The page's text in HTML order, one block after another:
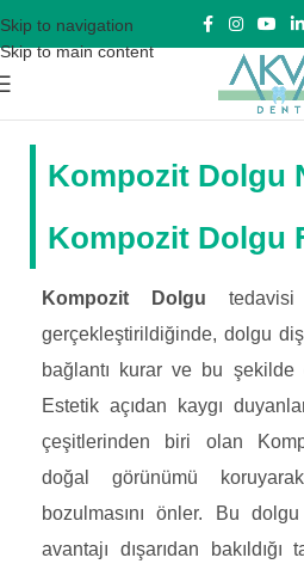
Skip to navigation
Skip to main content
Kompozit Dolgu
Kompozit Dolgu
Kompozit Dolgu
gerçekleştirildiğinde, dolgu
bağlantı kurar ve bu şekilde
Estetik açıdan kaygı
çeşitlerinden biri olan
doğal görünümü
bozulmasını önler. Bu
avantajı dışarıdan